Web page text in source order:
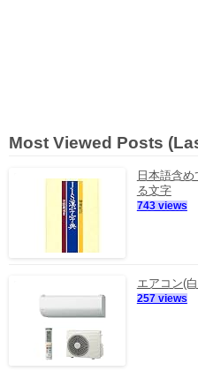
Most Viewed Posts
日本語含
る文字
743 views
エアコン(
257 views